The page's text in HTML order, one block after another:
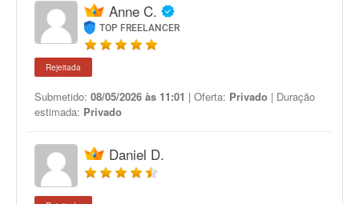
Anne C.
TOP FREELANCER
Rejeitada
Submetido: 08/05/2026 às 11:01 | Oferta: Privado | Duração
estimada: Privado
Daniel D.